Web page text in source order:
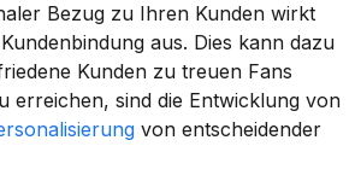
Bezug zu Ihren Kunden wirkt
aus. Dies kann dazu
Kunden zu treuen Fans
erreichen, sind die Entwicklung von
von entscheidender